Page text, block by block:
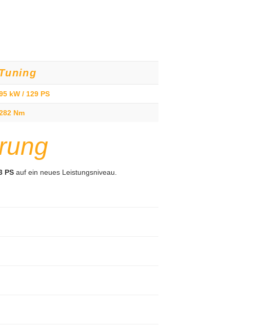
kW / 129 PS
Nm
PSauf ein neues Leistungsniveau.